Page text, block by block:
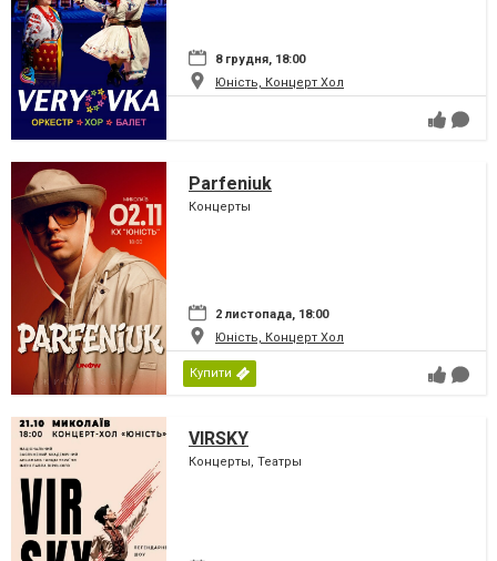
8 грудня, 18:00
Юність, Концерт Хол
Parfeniuk
Концерты
2 листопада, 18:00
Юність, Концерт Хол
Купити
VIRSKY
Концерты, Театры